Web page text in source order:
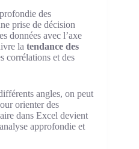
des
prise de décision
données avec l’axe
la tendance des
corrélations et des
angles, on peut
orienter des
dans Excel devient
approfondie et